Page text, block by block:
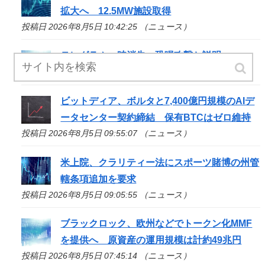
拡大へ 12.5MW施設取得
投稿日 2026年8月5日 10:42:25 （ニュース）
テレグラム一時消失、恐喝攻撃と説明
投稿日 2026年8月5日 10:08:48 （ニュース）
ビットディア、ボルタと7,400億円規模のAIデ
ータセンター契約締結 保有BTCはゼロ維持
投稿日 2026年8月5日 09:55:07 （ニュース）
米上院、クラリティー法にスポーツ賭博の州管
轄条項追加を要求
投稿日 2026年8月5日 09:05:55 （ニュース）
ブラックロック、欧州などでトークン化MMF
を提供へ 原資産の運用規模は計約49兆円
投稿日 2026年8月5日 07:45:14 （ニュース）